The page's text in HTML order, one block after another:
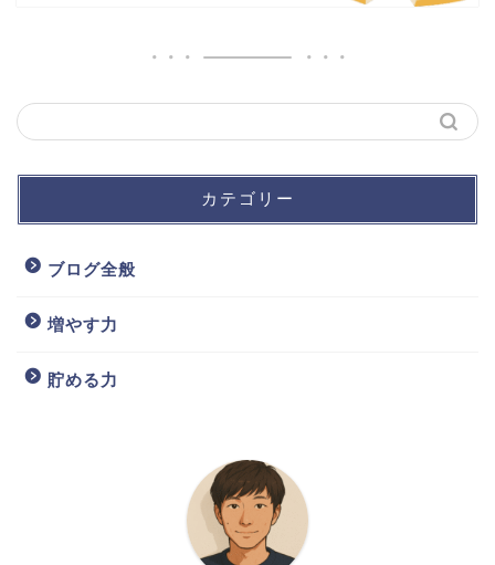
カテゴリー
ブログ全般
増やす力
貯める力